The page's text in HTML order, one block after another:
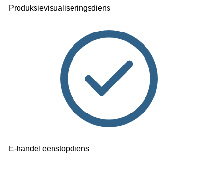
Produksievisualiseringsdiens
E-handel eenstopdiens